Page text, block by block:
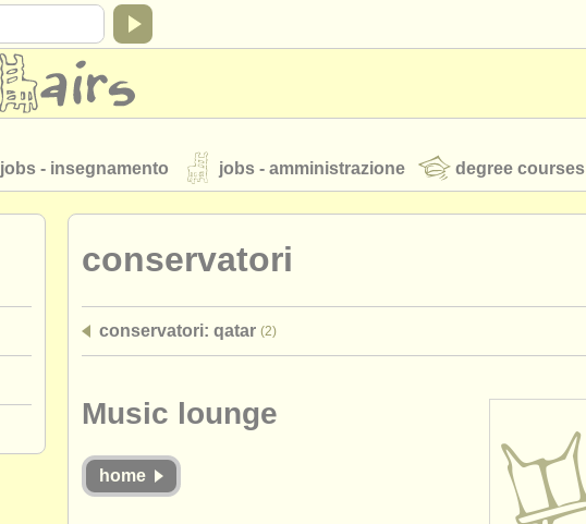
jobs - insegnamento jobs - amministrazione degree courses
strumenti rubati
conservatori
conservatori: qatar (2)
Music lounge
home